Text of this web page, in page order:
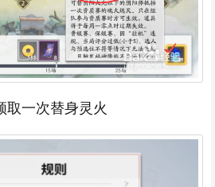
取一次替身灵火